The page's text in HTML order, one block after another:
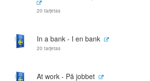
20 tarjetas
In a bank - I en bank
20 tarjetas
At work - På jobbet